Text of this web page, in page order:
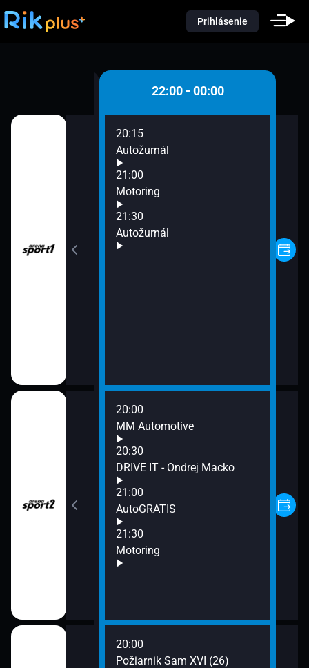
Prihlásenie
22:00 - 00:00
20:15
Autožurnál
21:00
Motoring
21:30
Autožurnál
20:00
MM Automotive
20:30
DRIVE IT - Ondrej Macko
21:00
AutoGRATIS
21:30
Motoring
20:00
Požiarnik Sam XVI (26)